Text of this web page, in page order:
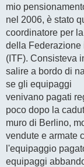
mio
nel 2006, è stato
coordinatore per
della Federazione
(ITF). Consisteva
salire a bordo di
se gli equipaggi
venivano pagati
poco dopo la
muro di Berlino,
vendute e armate
l'equipaggio
equipaggi